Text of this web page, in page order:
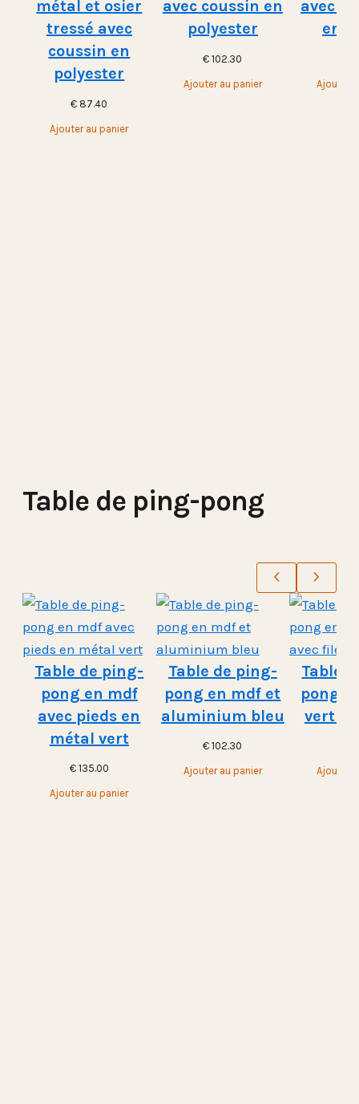
métal et osier
tressé avec
coussin en
polyester
€ 87.40
Ajouter au panier
avec coussin en
polyester
€ 102.30
Ajouter au panier
avec
en
Ajouter
Table de ping-pong
Table de ping-
pong en mdf
avec pieds en
métal vert
€135.00
Ajouter au panier
Table de ping-
pong en mdf et
aluminium bleu
€ 102.30
Ajouter au panier
Table
pong
vert
Ajouter